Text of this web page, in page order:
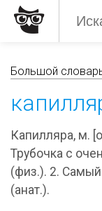
Большой
Капилляра, м.
Трубочка с
(физ.). 2.
(анат.).